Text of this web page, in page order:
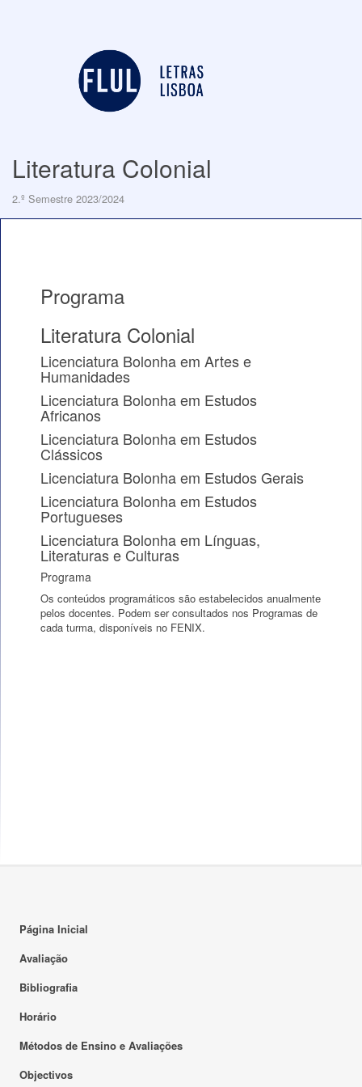
Literatura Colonial
2.º Semestre 2023/2024
Programa
Literatura Colonial
Licenciatura Bolonha em Artes e
Humanidades
Licenciatura Bolonha em Estudos
Africanos
Licenciatura Bolonha em Estudos
Clássicos
Licenciatura Bolonha em Estudos Gerais
Licenciatura Bolonha em Estudos
Portugueses
Licenciatura Bolonha em Línguas,
Literaturas e Culturas
Programa
Os conteúdos programáticos são estabelecidos anualmente
pelos docentes. Podem ser consultados nos Programas de
cada turma, disponíveis no FENIX.
Página Inicial
Avaliação
Bibliografia
Horário
Métodos de Ensino e Avaliações
Objectivos